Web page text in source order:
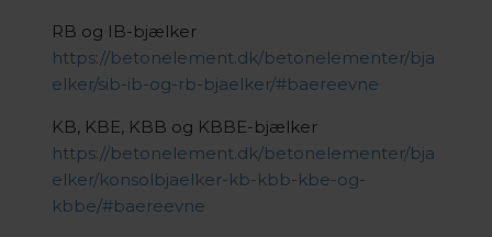
RB og IB-bjælker
https://betonelement.dk/betonelementer/bja
elker/sib-ib-og-rb-bjaelker/#baereevne
KB, KBE, KBB og KBBE-bjælker
https://betonelement.dk/betonelementer/bja
elker/konsolbjaelker-kb-kbb-kbe-og-
kbbe/#baereevne